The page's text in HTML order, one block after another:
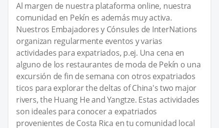
Al margen de nuestra plataforma online, nuestra
comunidad en Pekín es además muy activa.
Nuestros Embajadores y Cónsules de InterNations
organizan regularmente eventos y varias
actividades para expatriados, p.ej. Una cena en
alguno de los restaurantes de moda de Pekín o una
excursión de fin de semana con otros expatriados
ticos para explorar the deltas of China's two major
rivers, the Huang He and Yangtze. Estas actividades
son ideales para conocer a expatriados
provenientes de Costa Rica en tu comunidad local